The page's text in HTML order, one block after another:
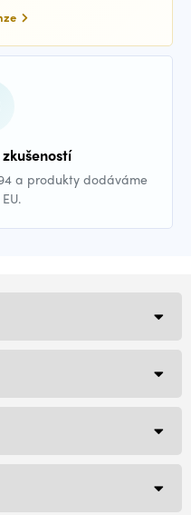
a produkty dodáváme